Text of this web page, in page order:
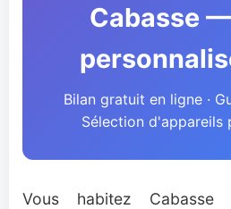
Cabasse
Bilan gratuit en ligne ·
Sélection d'appareils
Vous habitez